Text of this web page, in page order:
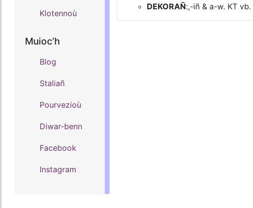
Klotennoù
Muiocʼh
Blog
Staliañ
Pourvezioù
Diwar-benn
Facebook
Instagram
DEKORAÑ:,-iñ & a-w. KT vb.